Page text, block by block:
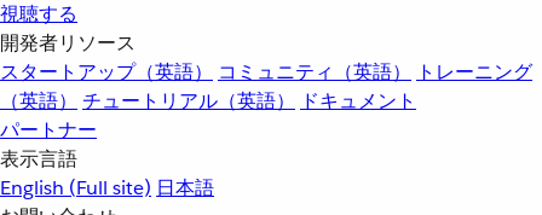
視聴する
開発者リソース
スタートアップ（英語）
コミュニティ（英語）
トレーニング
（英語）
チュートリアル（英語）
ドキュメント
パートナー
表示言語
English (Full site) 日本語